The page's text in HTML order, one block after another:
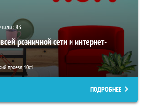
83
розничной сети и интернет-
проезд, 10с1
ПОДРОБНЕЕ